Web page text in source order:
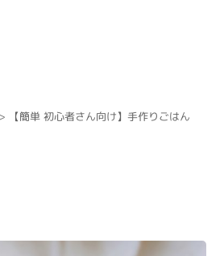
【簡単 初心者さん向け】手作りごはん